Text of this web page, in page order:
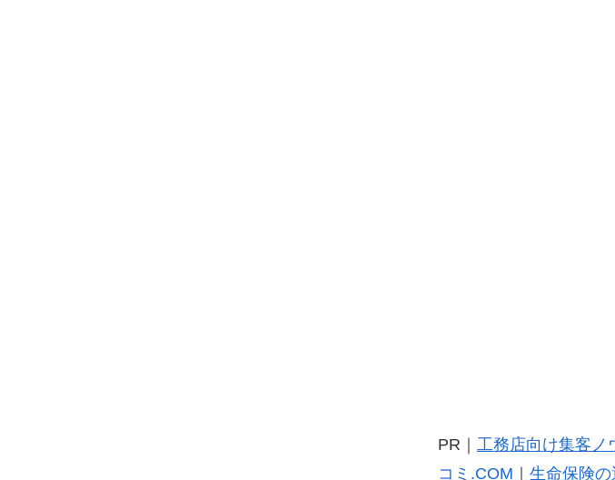
PR｜ 工務店向け集客ノ
コミ.COM
生命保険